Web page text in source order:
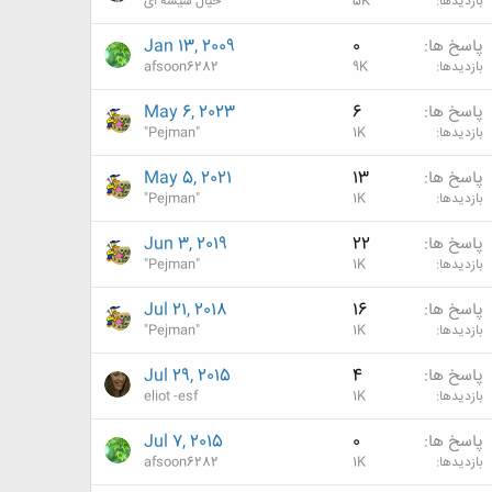
پاسخ ها 0
بازدیدها 9K
Jan 13, 2009
afsoon6282
پاسخ ها 6
بازدیدها 1K
May 6, 2023
"Pejman"
پاسخ ها 13
بازدیدها 1K
May 5, 2021
"Pejman"
پاسخ ها 22
بازدیدها 1K
Jun 3, 2019
"Pejman"
پاسخ ها 16
بازدیدها 1K
Jul 21, 2018
"Pejman"
پاسخ ها 4
بازدیدها 1K
Jul 29, 2015
eliot -esf
پاسخ ها 0
بازدیدها 1K
Jul 7, 2015
afsoon6282